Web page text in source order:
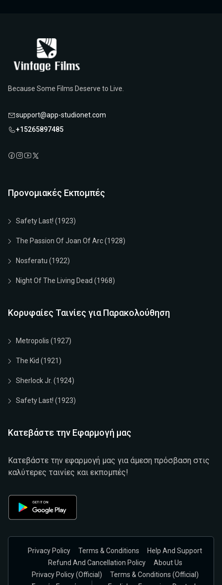
Because Some Films Deserve to Live.
support@app-studionet.com
+15265897485
Προνομιακές Εκπομπές
Safety Last! (1923)
The Passion Of Joan Of Arc (1928)
Nosferatu (1922)
Night Of The Living Dead (1968)
Κορυφαίες Ταινίες για Παρακολούθηση
Metropolis (1927)
The Kid (1921)
Sherlock Jr. (1924)
Safety Last! (1923)
Κατεβάστε την Εφαρμογή μας
Κατεβάστε την εφαρμογή μας για άμεση πρόσβαση στις
καλύτερες ταινίες και εκπομπές!
Privacy Policy Terms & Conditions
Help And Support
Refund And Cancellation Policy
About Us
Privacy Policy (official)
Terms & Conditions (Official)